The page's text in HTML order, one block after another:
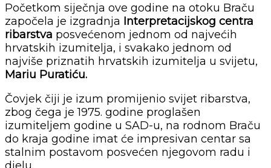
Početkom siječnja ove godine na otoku Braču
započela je izgradnja Interpretacijskog centra
ribarstva posvećenom jednom od najvećih
hrvatskih izumitelja, i svakako jednom od
najviše priznatih hrvatskih izumitelja u svijetu,
Mariu Puratiću.
Čovjek čiji je izum promijenio svijet ribarstva,
zbog čega je 1975. godine proglašen
izumiteljem godine u SAD-u, na rodnom Braču
do kraja godine imat će impresivan centar sa
stalnim postavom posvećen njegovom radu i